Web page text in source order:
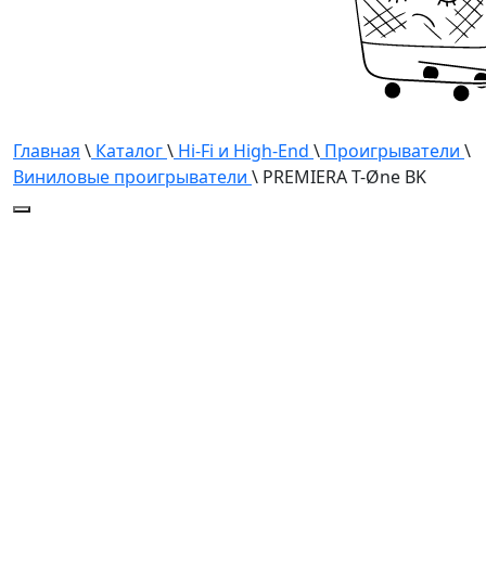
Главная \ Каталог\ Hi-Fi и High-End \ Проигрыватели \
Виниловые проигрыватели \ PREMIERA T-Øne BK